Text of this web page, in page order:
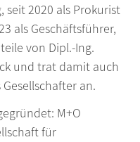
2020 als Prokurist
als Geschäftsführer,
von Dipl.-Ing.
und trat damit auch
an.
M+O
für